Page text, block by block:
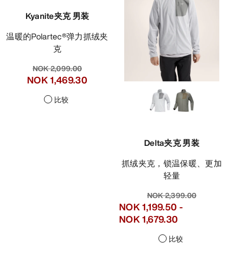
Kyanite夹克 男装
温暖的Polartec®弹力抓绒夹
克
NOK 2,099.00
NOK 1,469.30
比较
Delta夹克 男装
抓绒夹克，锁温保暖、更加
轻量
NOK 2,399.00
NOK 1,199.50 -
NOK 1,679.30
比较